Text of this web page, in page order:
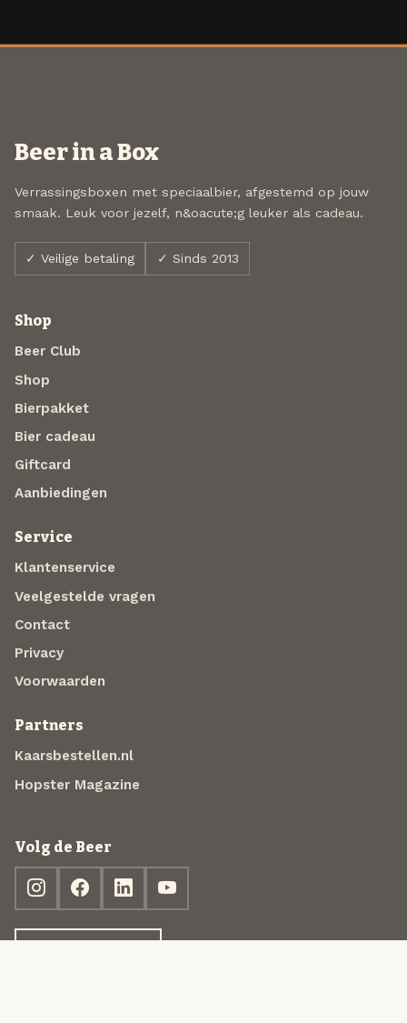
Beer in a Box
Verrassingsboxen met speciaalbier, afgestemd op jouw
smaak. Leuk voor jezelf, n&oacute;g leuker als cadeau.
✓ Veilige betaling ✓ Sinds 2013
Shop
Beer Club
Shop
Bierpakket
Bier cadeau
Giftcard
Aanbiedingen
Service
Klantenservice
Veelgestelde vragen
Contact
Privacy
Voorwaarden
Partners
Kaarsbestellen.nl
Hopster Magazine
Volg de Beer